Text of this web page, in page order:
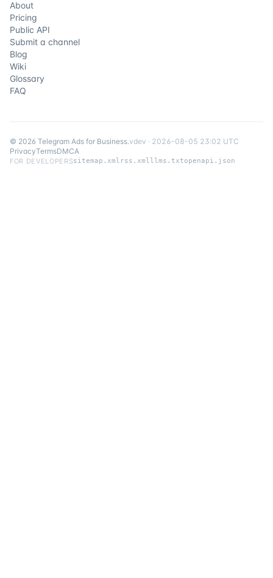
About
Pricing
Public API
Submit a channel
Blog
Wiki
Glossary
FAQ
© 2026 Telegram Ads for Business.vdev · 2026-08-05 23:02 UTC
PrivacyTermsDMCA
FOR DEVELOPERSsitemap.xml rss.xmlllms.txtopenapi.json